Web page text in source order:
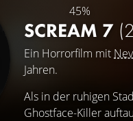
45%
SCREAM 7
Ein Horrorfilm mit
Jahren.
Als in der ruhigen
Ghostface-Killer